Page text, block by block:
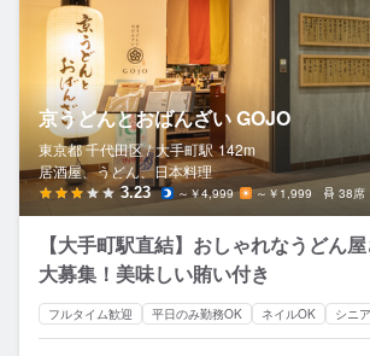
京うどんとおばんざい GOJO
東京都 千代田区 / 大手町駅 142m
居酒屋、うどん、日本料理
3.23 ～￥4,999 ～￥1,999 38席
【大手町駅直結】おしゃれなうどん
大募集！美味しい賄い付き
フルタイム歓迎 平日のみ勤務OK ネイルOK シニ